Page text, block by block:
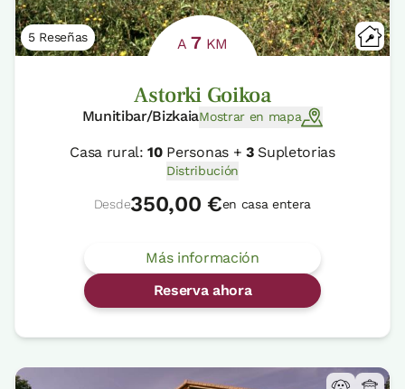
5 Reseñas A7 KM
Astorki Goikoa
Munitibar/BizkaiaMostrar en mapa
Casa rural:10Personas + 3Supletorias
Distribución
Desde350,00 €en casa entera
Más información
Reserva ahora